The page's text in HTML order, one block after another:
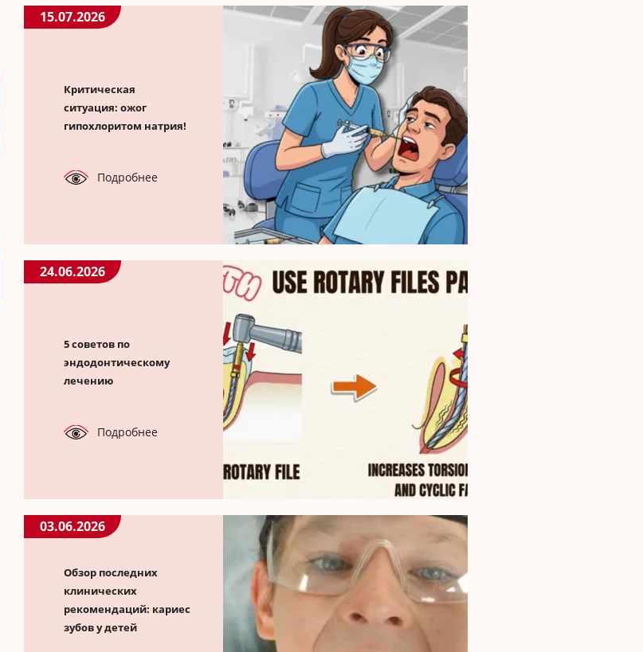
15.07.2026
Критическая
ситуация: ожог
гипохлоритом натрия!
Подробнее
24.06.2026
5 советов по
эндодонтическому
лечению
Подробнее
03.06.2026
Обзор последних
клинических
рекомендаций: кариес
зубов у детей